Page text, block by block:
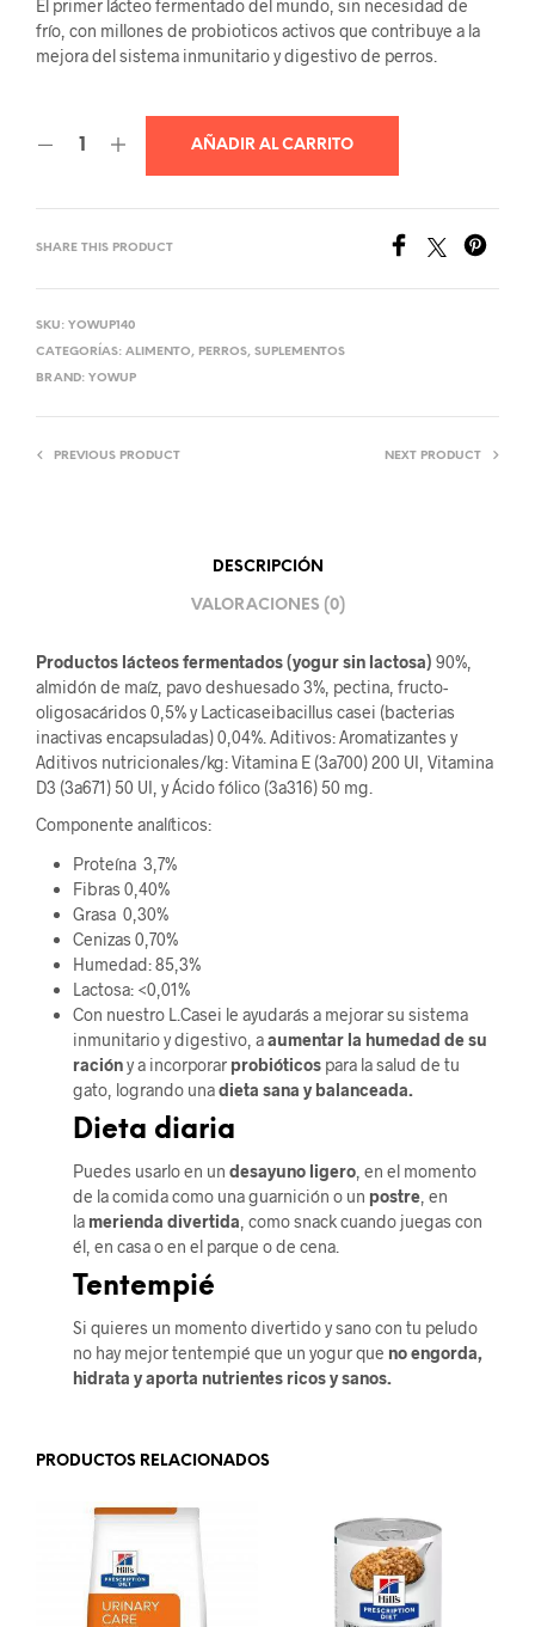
was:
Q45.00.
is:
Q38.00.
El primer lácteo fermentado del mundo, sin necesidad de
frío, con millones de probioticos activos que contribuye a la
mejora del sistema inmunitario y digestivo de perros.
AÑADIR AL CARRITO
SHARE THIS PRODUCT
SKU: YOWUP140
CATEGORÍAS: ALIMENTO, PERROS, SUPLEMENTOS
BRAND: YOWUP
PREVIOUS PRODUCT NEXT PRODUCT
DESCRIPCIÓN
VALORACIONES (0)
Productos lácteos fermentados (yogur sin lactosa) 90%,
almidón de maíz, pavo deshuesado 3%, pectina, fructo-
oligosacáridos 0,5% y Lacticaseibacillus casei (bacterias
inactivas encapsuladas) 0,04%. Aditivos: Aromatizantes y
Aditivos nutricionales/kg: Vitamina E (3a700) 200 UI, Vitamina
D3 (3a671) 50 UI, y Ácido fólico (3a316) 50 mg.
Componente analíticos:
Proteína 3,7%
Fibras 0,40%
Grasa 0,30%
Cenizas 0,70%
Humedad: 85,3%
Lactosa: <0,01%
Con nuestro L.Casei le ayudarás a mejorar su sistema
inmunitario y digestivo, aaumentar la humedad de su
racióny a incorporar probióticos para la salud de tu
gato, logrando unadieta sana y balanceada.
Dieta diaria
Puedes usarlo en un desayuno ligero, en el momento
de la comida como una guarnición o un postre, en
lamerienda divertida , como snack cuando juegas con
él, en casa o en el parque o de cena.
Tentempié
Si quieres un momento divertido y sano con tu peludo
no hay mejor tentempié que un yogur que no engorda,
hidrata y aporta nutrientes ricos y sanos.
PRODUCTOS RELACIONADOS